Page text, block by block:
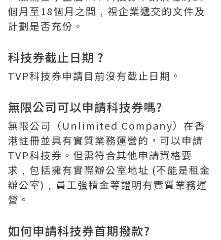
個月至18個月之間﹐視企業遞交的文件及
計劃是否充份。
科技券截止日期 ?
TVP科技券申請目前沒有截止日期。
無限公司可以申請科技券嗎?
無限公司（Unlimited Company）在香
港註冊並具有實質業務運營的，可以申請
TVP科技券。但需符合其他申請資格要
求﹐包括擁有實際辦公室地址 (不能是租金
辦公室)﹐員工強積金等證明有實質業務運
營。
如何申請科技券首期撥款?